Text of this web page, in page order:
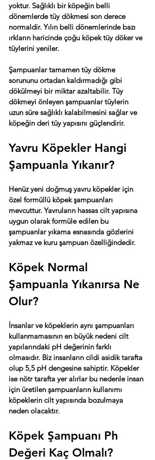
yoktur. Sağlıklı bir köpeğin belli
dönemlerde tüy dökmesi son derece
normaldir. Yılın belli dönemlerinde bazı
ırkların haricinde çoğu köpek tüy döker ve
tüylerini yeniler.
Şampuanlar tamamen tüy dökme
sorununu ortadan kaldırmadığı gibi
dökülmeyi bir miktar azaltabilir. Tüy
dökmeyi önleyen şampuanlar tüylerin
uzun süre sağlıklı kalabilmesini sağlar ve
köpeğin deri tüy yapısını güçlendirir.
Yavru Köpekler Hangi
Şampuanla Yıkanır?
Henüz yeni doğmuş yavru köpekler için
özel formüllü köpek şampuanları
mevcuttur. Yavruların hassas cilt yapısına
uygun olarak formüle edilen bu
şampuanlar yıkama esnasında gözlerini
yakmaz ve kuru şampuan özelliğindedir.
Köpek Normal
Şampuanla Yıkanırsa Ne
Olur?
İnsanlar ve köpeklerin aynı şampuanları
kullanmamasının en büyük nedeni cilt
yapılarındaki pH değerinin farklı
olmasıdır. Biz insanların cildi asidik tarafta
olup 5,5 pH dengesine sahiptir. Köpekler
ise nötr tarafta yer alırlar bu nedenle insan
için üretilen şampuanların kullanımı
köpeklerin cilt yapısında bozulmaya
neden olacaktır.
Köpek Şampuanı Ph
Değeri Kaç Olmalı?